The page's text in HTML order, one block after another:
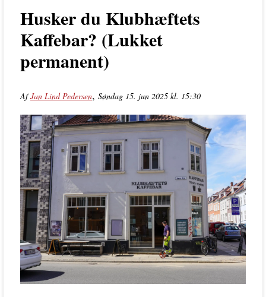
Husker du Klubhæftets
Kaffebar? (Lukket
permanent)
AfJan Lind Pedersen, Søndag 15. jun 2025 kl. 15:30